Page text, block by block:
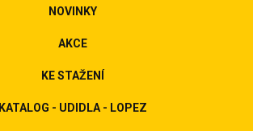
NOVINKY
AKCE
KE STAŽENÍ
KATALOG - UDIDLA - LOPEZ